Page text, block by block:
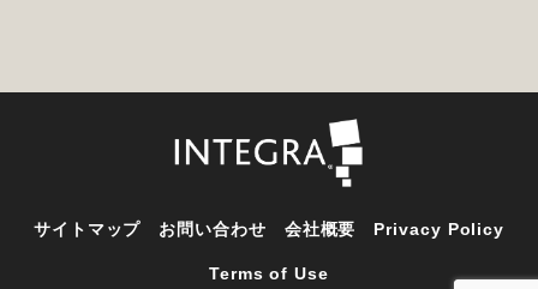
サイトマップ お問い合わせ 会社概要 Privacy Policy
Terms of Use